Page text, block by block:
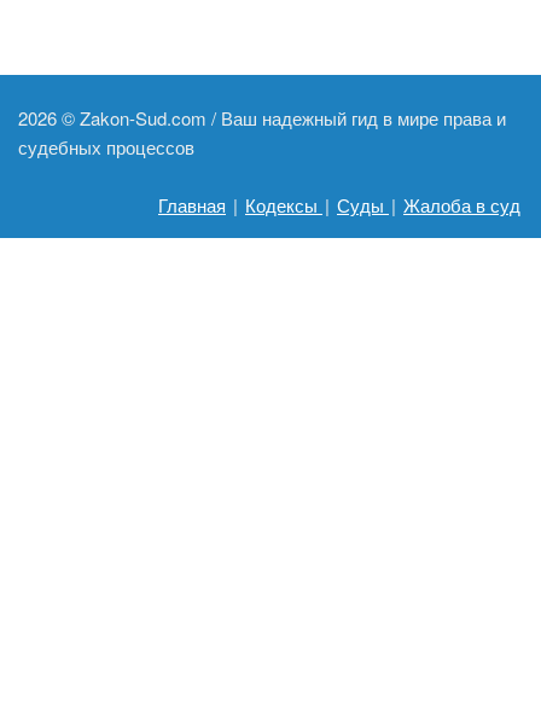
2026 ©Zakon-Sud.com / Ваш надежный гид в мире права и
судебных процессов
Главная | Кодексы | Суды | Жалоба в суд